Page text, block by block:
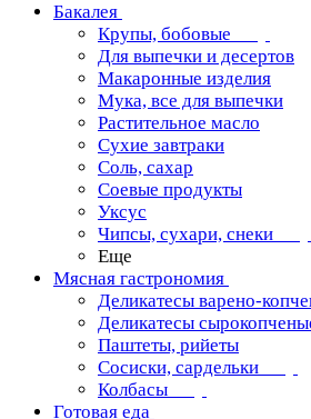
Бакалея
Крупы, бобовые
Для выпечки и десертов
Макаронные изделия
Мука, все для выпечки
Растительное масло
Сухие завтраки
Соль, сахар
Соевые продукты
Уксус
Чипсы, сухари, снеки
Еще
Мясная гастрономия
Деликатесы варено-
Деликатесы
Паштеты, рийеты
Сосиски, сардельки
Колбасы
Готовая еда